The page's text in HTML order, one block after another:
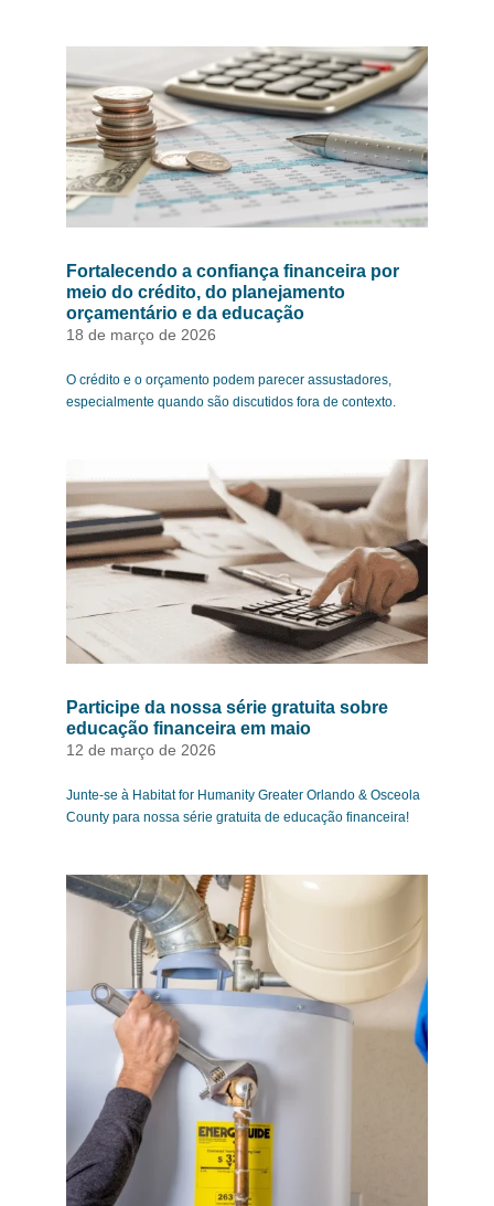
Fortalecendo a confiança financeira por
meio do crédito, do planejamento
orçamentário e da educação
18 de março de 2026
O crédito e o orçamento podem parecer assustadores,
especialmente quando são discutidos fora de contexto.
Participe da nossa série gratuita sobre
educação financeira em maio
12 de março de 2026
Junte-se à Habitat for Humanity Greater Orlando & Osceola
County para nossa série gratuita de educação financeira!